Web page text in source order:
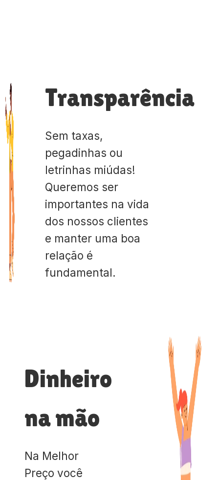
Transparência
Sem taxas,
pegadinhas ou
letrinhas miúdas!
Queremos ser
importantes na vida
dos nossos clientes
e manter uma boa
relação é
fundamental.
Dinheiro
na mão
Na Melhor
Preço você